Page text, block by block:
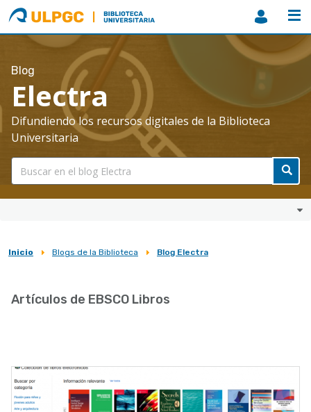
ULPGC
Biblioteca
ULPGC
Blog
Electra
Difundiendo los recursos digitales de la Biblioteca
Universitaria
Sobrescribir
de
la
navegación
Inicio Blogs de la Biblioteca Blog Electra
Artículos de EBSCO Libros